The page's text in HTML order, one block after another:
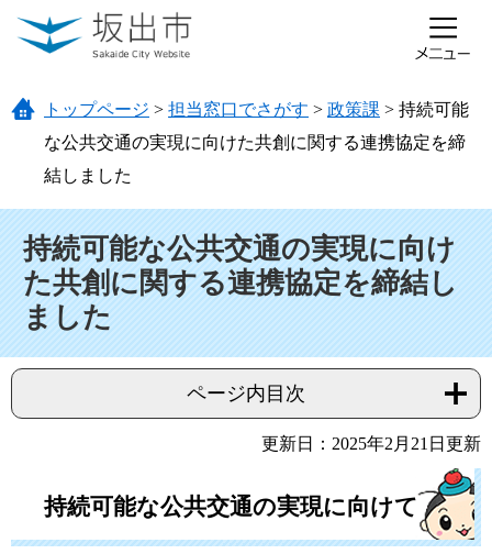
ページの先頭です。
メニューを飛ばして本文へ
トップページ > 担当窓口でさがす > 政策課 > 持続可能
な公共交通の実現に向けた共創に関する連携協定を締
結しました
持続可能な公共交通の実現に向け
た共創に関する連携協定を締結し
ました
ページ内目次
更新日：2025年2月21日更新
持続可能な公共交通の実現に向けて